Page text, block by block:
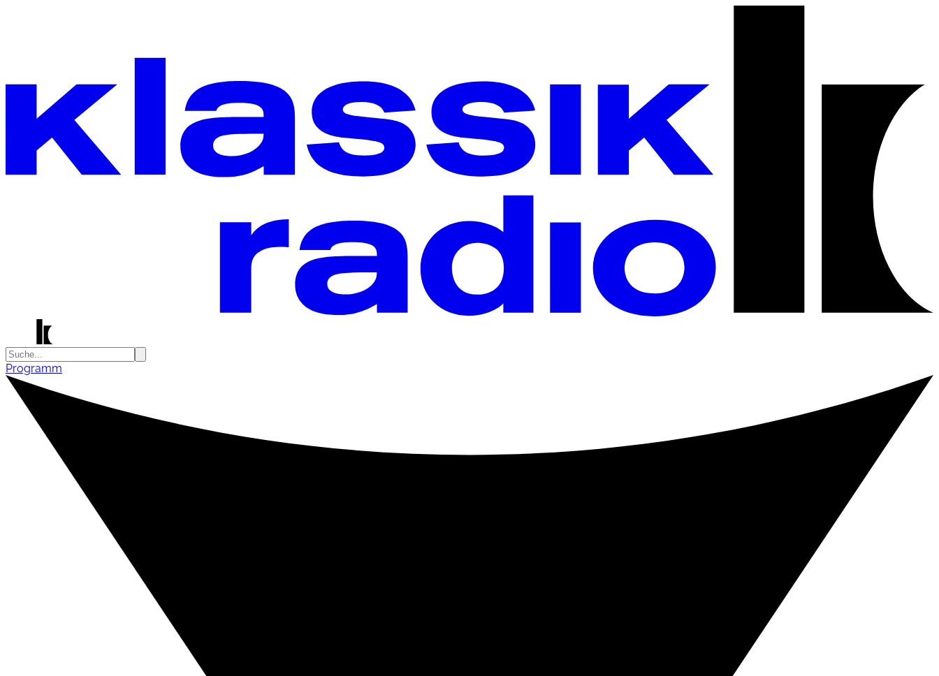
Programm